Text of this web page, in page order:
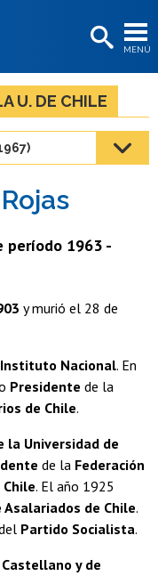
MENÚ
U. DE CHILE
período 1963 -
y murió el 28 de
Instituto Nacional. En
Presidente de la
de Chile.
la Universidad de
de la Federación
. El año 1925
Asalariados de Chile.
Partido Socialista.
y de